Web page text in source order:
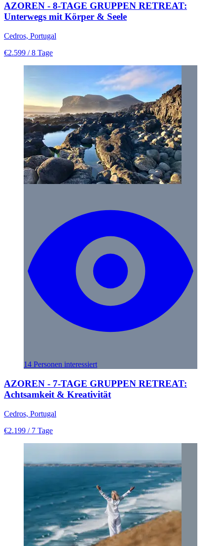
AZOREN - 8-TAGE GRUPPEN RETREAT:
Unterwegs mit Körper & Seele
Cedros, Portugal
€2.599 / 8 Tage
14 Personen interessiert
AZOREN - 7-TAGE GRUPPEN RETREAT:
Achtsamkeit & Kreativität
Cedros, Portugal
€2.199 / 7 Tage